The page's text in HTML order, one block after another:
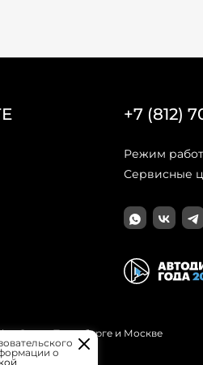
+7 (812)
Режим
Сервисные
в Санкт-Петербурге и Москве
о